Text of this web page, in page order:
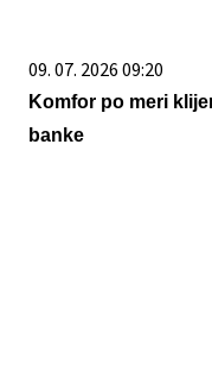
09. 07. 2026 09:20
Komfor po meri
banke